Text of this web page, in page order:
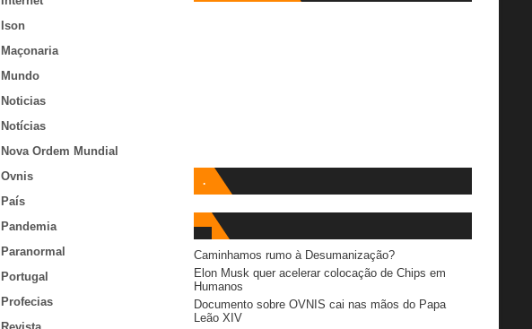
Ison
Maçonaria
Mundo
Noticias
Notícias
Nova Ordem Mundial
Ovnis
País
Pandemia
Paranormal
Portugal
Profecias
.
Caminhamos rumo à Desumanização?
Elon Musk quer acelerar colocação de Chips em
Humanos
Documento sobre OVNIS cai nas mãos do Papa
Leão XIV